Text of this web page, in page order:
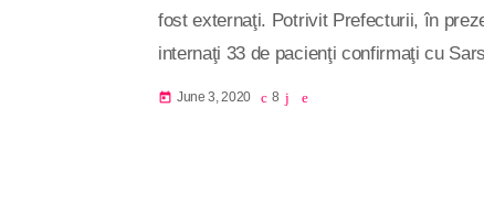
fost externaţi. Potrivit Prefecturii, în
internaţi 33 de pacienţi confirmaţi cu
nostru. Ceilalţi 14 sunt din Tulcea şi
today June 3, 2020 8